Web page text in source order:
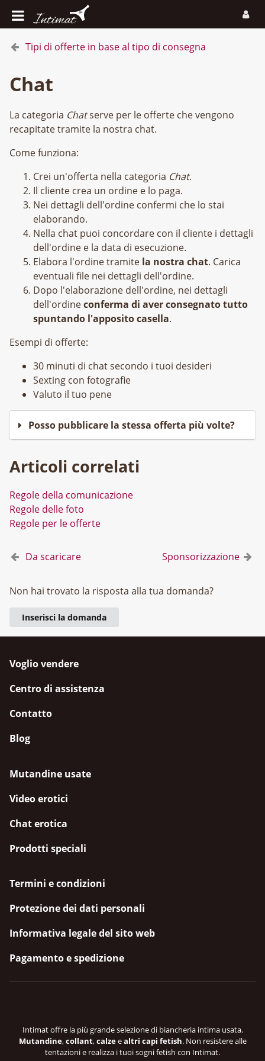
Tipi di offerte in base al tipo di consegna
Chat
La categoria Chatserve per le offerte che vengono
recapitate tramite la nostra chat.
Come funziona:
Crei un'offerta nella categoria Chat.
Il cliente crea un ordine e lo paga.
Nei dettagli dell'ordine confermi che lo stai
elaborando.
Nella chat puoi concordare con il cliente i dettagli
dell'ordine e la data di esecuzione.
Elabora l'ordine tramite la nostra chat. Carica
eventuali file nei dettagli dell'ordine.
Dopo l'elaborazione dell'ordine, nei dettagli
dell'ordineconferma di aver consegnato tutto
spuntando l'apposito casella.
Esempi di offerte:
30 minuti di chat secondo i tuoi desideri
Sexting con fotografie
Valuto il tuo pene
Posso pubblicare la stessa offerta più volte?
Articoli correlati
Regole della comunicazione
Regole delle foto
Regole per le offerte
Da scaricare Sponsorizzazione
Non hai trovato la risposta alla tua domanda?
Inserisci la domanda
Voglio vendere
Centro di assistenza
Contatto
Blog
Mutandine usate
Video erotici
Chat erotica
Prodotti speciali
Termini e condizioni
Protezione dei dati personali
Informativa legale del sito web
Pagamento e spedizione
Intimat offre la più grande selezione di biancheria intima usata.
Mutandine,collant,calzeealtri capi fetish. Non resistere alle
tentazioni e realizza i tuoi sogni fetish con Intimat.